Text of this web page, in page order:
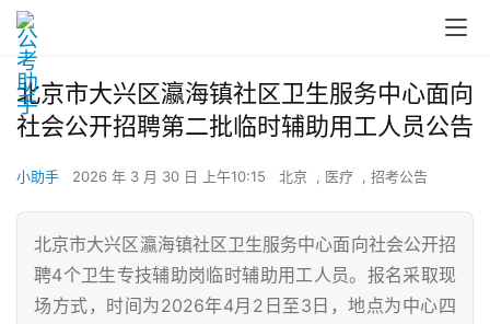
北京市大兴区瀛海镇社区卫生服务中心面向
社会公开招聘第二批临时辅助用工人员公告
小助手 2026 年 3 月 30 日 上午10:15 北京 , 医疗 , 招考公告
北京市大兴区瀛海镇社区卫生服务中心面向社会公开招
聘4个卫生专技辅助岗临时辅助用工人员。报名采取现
场方式，时间为2026年4月2日至3日，地点为中心四